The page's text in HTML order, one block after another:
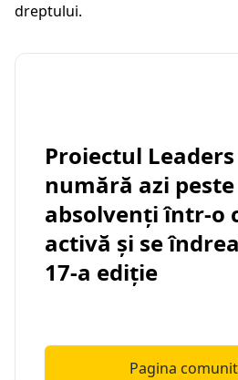
dreptului.
Proiectul
numără azi peste
absolvenți într-o
activă și se
17-a ediție
Pagina